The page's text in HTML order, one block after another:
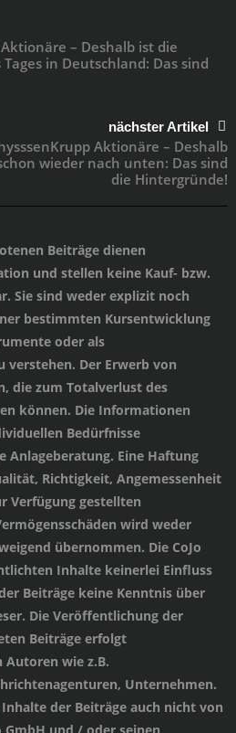
– Deshalb ist die
in Deutschland: Das sind
nächster Artikel
Aktionäre – Deshalb
wieder nach unten: Das sind
die Hintergründe!
Beiträge dienen
und stellen keine Kauf- bzw.
Sie sind weder explizit noch
bestimmten Kursentwicklung
oder als
verstehen. Der Erwerb von
die zum Totalverlust des
können. Die Informationen
Bedürfnisse
Anlageberatung. Eine Haftung
Richtigkeit, Angemessenheit
Verfügung gestellten
wird weder
übernommen. Die CoJo
Inhalte keinerlei Einfluss
Beiträge keine Kenntnis über
Die Veröffentlichung der
Beiträge erfolgt
wie z.B.
Unternehmen.
der Beiträge auch nicht von
GmbH und / oder seinen